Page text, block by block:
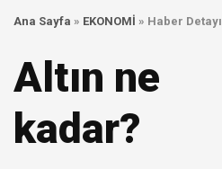
Ana Sayfa » EKONOMİ » Haber Detayı
Altın ne
kadar?